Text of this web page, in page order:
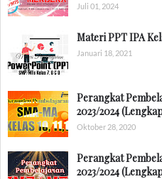
Juli 01, 2024
Materi PPT IPA
Januari 18, 2021
Perangkat
2023/2024
Oktober 28, 2020
Perangkat
2023/2024